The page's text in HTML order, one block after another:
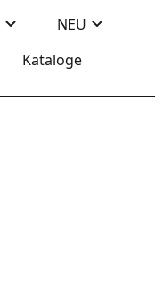
NEU
Kataloge